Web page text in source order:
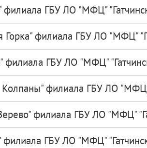
ГБУ ЛО "МФЦ"
филиала ГБУ ЛО "МФЦ"
филиала ГБУ ЛО "МФЦ"
филиала ГБУ ЛО "МФЦ"
филиала ГБУ ЛО "МФЦ"
ГБУ ЛО "МФЦ"